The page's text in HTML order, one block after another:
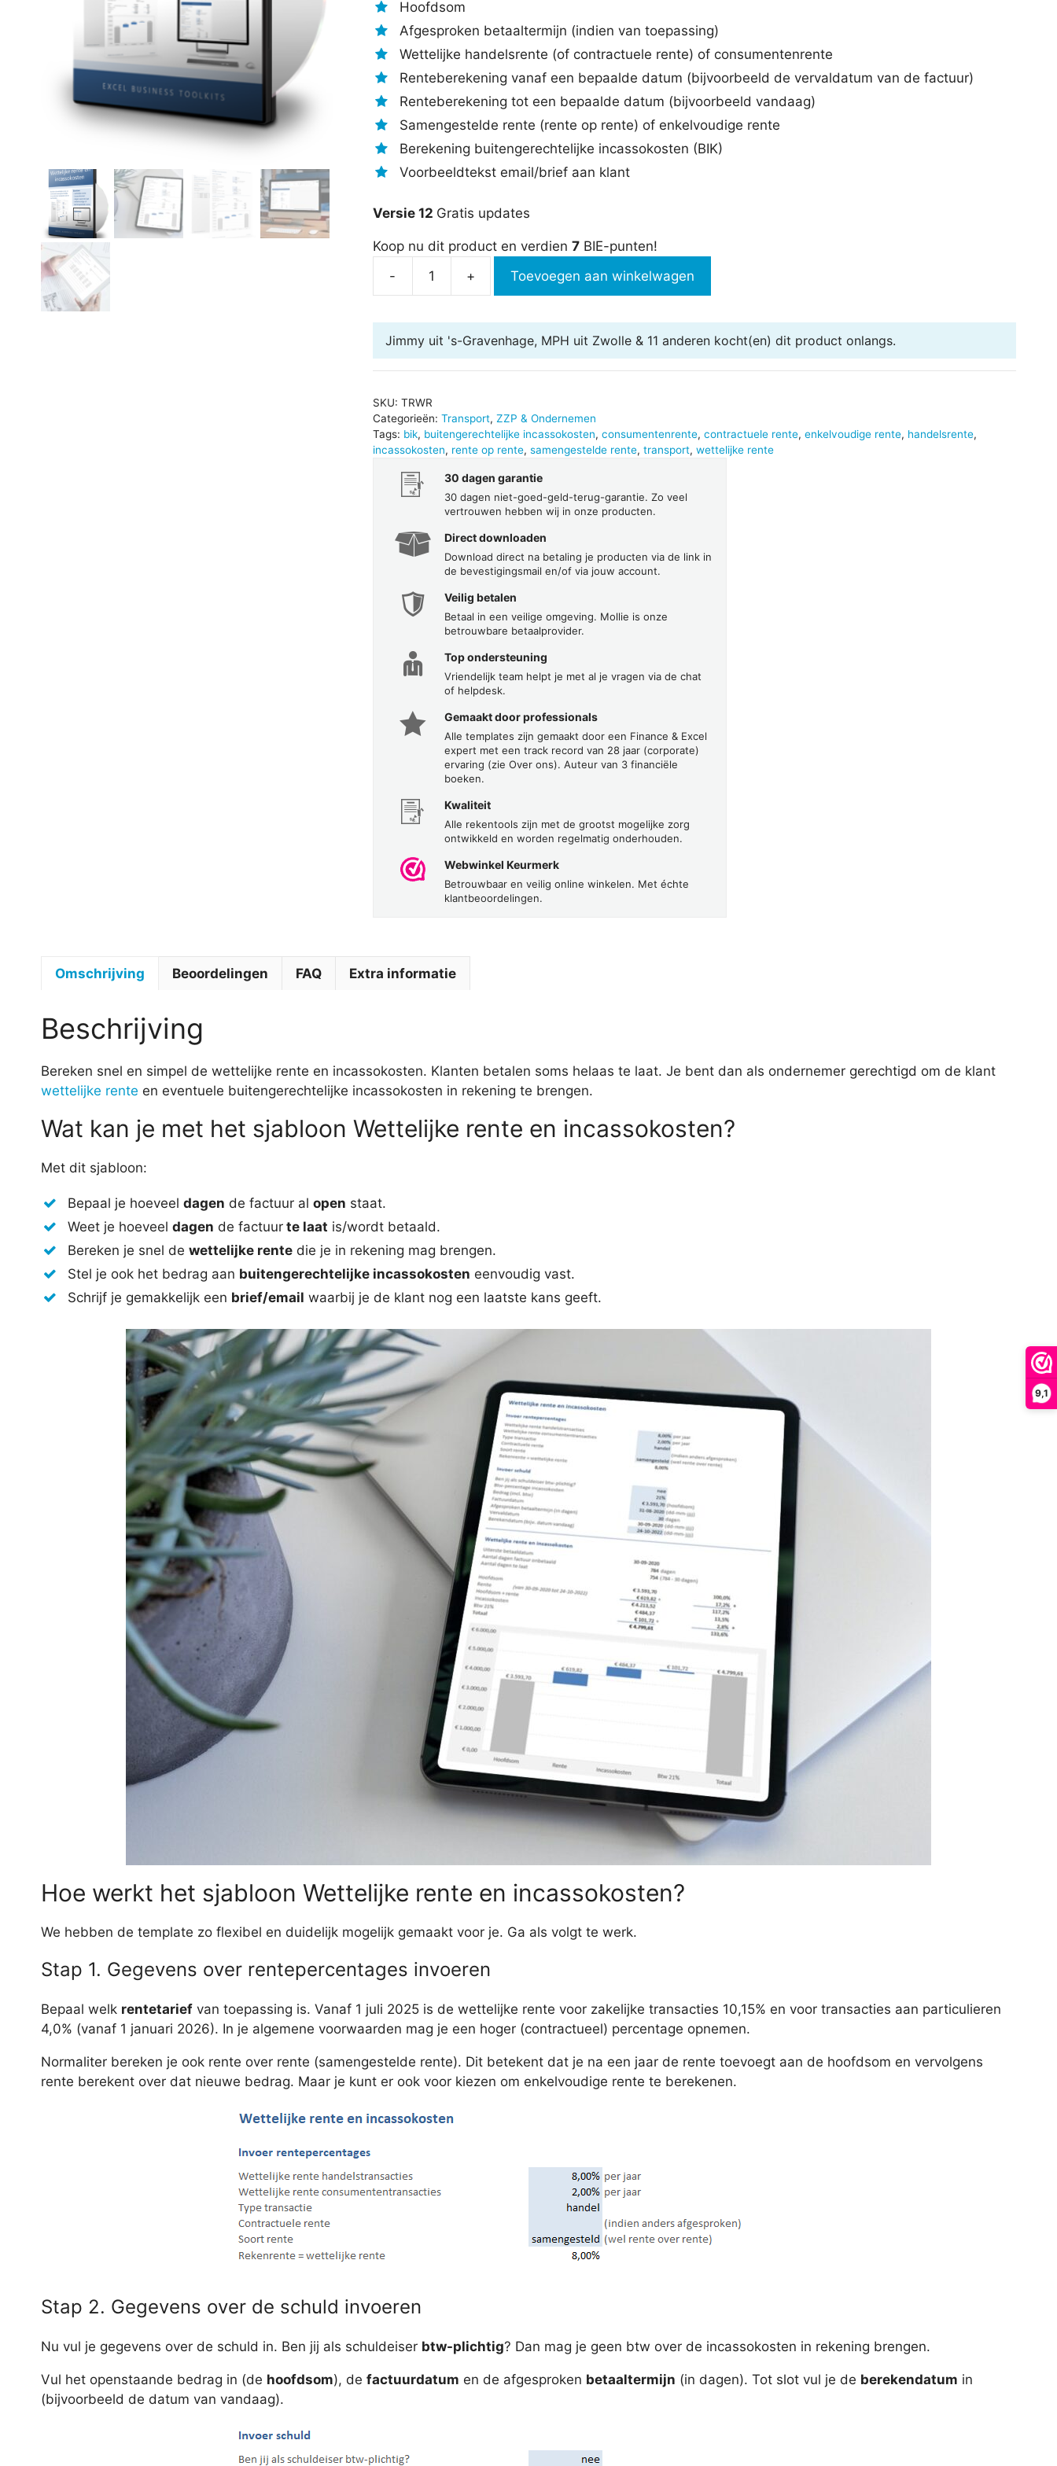
9,1
Hoofdsom
Afgesproken betaaltermijn (indien van toepassing)
Wettelijke handelsrente (of contractuele rente) of consumentenrente
Renteberekening vanaf een bepaalde datum (bijvoorbeeld de vervaldatum van de factuur)
Renteberekening tot een bepaalde datum (bijvoorbeeld vandaag)
Samengestelde rente (rente op rente) of enkelvoudige rente
Berekening buitengerechtelijke incassokosten (BIK)
Voorbeeldtekst email/brief aan klant
Versie 12 Gratis updates
Koop nu dit product en verdien 7BIE-punten!
-
Wettelijke
en
incassokosten
aantal
+ Toevoegen aan winkelwagen
Jimmy uit 's-Gravenhage, MPH uit Zwolle & 11 anderenkocht(en) dit product onlangs.
SKU: TRWR
Categorieën: Transport, ZZP & Ondernemen
Tags: bik, buitengerechtelijke incassokosten, consumentenrente, contractuele rente, enkelvoudige rente, handelsrente,
incassokosten, rente op rente, samengestelde rente, transport, wettelijke rente
30 dagen garantie
30 dagen niet-goed-geld-terug-garantie. Zo veel
vertrouwen hebben wij in onze producten.
Direct downloaden
Download direct na betaling je producten via de link in
de bevestigingsmail en/of via jouw account.
Veilig betalen
Betaal in een veilige omgeving. Mollie is onze
betrouwbare betaalprovider.
Top ondersteuning
Vriendelijk team helpt je met al je vragen via de chat
of helpdesk.
Gemaakt door professionals
Alle templates zijn gemaakt door een Finance & Excel
expert met een track record van 28 jaar (corporate)
ervaring (zie Over ons). Auteur van 3 financiële
boeken.
Kwaliteit
Alle rekentools zijn met de grootst mogelijke zorg
ontwikkeld en worden regelmatig onderhouden.
Webwinkel Keurmerk
Betrouwbaar en veilig online winkelen. Met échte
klantbeoordelingen.
Omschrijving Beoordelingen FAQ Extra informatie
Beschrijving
Bereken snel en simpel de wettelijke rente en incassokosten. Klanten betalen soms helaas te laat. Je bent dan als ondernemer gerechtigd om de klant
wettelijke rente en eventuele buitengerechtelijke incassokosten in rekening te brengen.
Wat kan je met het sjabloon Wettelijke rente en incassokosten?
Met dit sjabloon:
Bepaal je hoeveel dagen de factuur al open staat.
Weet je hoeveel dagen de factuur te laat is/wordt betaald.
Bereken je snel de wettelijke rente die je in rekening mag brengen.
Stel je ook het bedrag aan buitengerechtelijke incassokosten eenvoudig vast.
Schrijf je gemakkelijk een brief/email waarbij je de klant nog een laatste kans geeft.
Hoe werkt het sjabloon Wettelijke rente en incassokosten?
We hebben de template zo flexibel en duidelijk mogelijk gemaakt voor je. Ga als volgt te werk.
Stap 1. Gegevens over rentepercentages invoeren
Bepaal welk rentetarief van toepassing is. Vanaf 1 juli 2025 is de wettelijke rente voor zakelijke transacties 10,15% en voor transacties aan particulieren
4,0% (vanaf 1 januari 2026). In je algemene voorwaarden mag je een hoger (contractueel) percentage opnemen.
Normaliter bereken je ook rente over rente (samengestelde rente). Dit betekent dat je na een jaar de rente toevoegt aan de hoofdsom en vervolgens
rente berekent over dat nieuwe bedrag. Maar je kunt er ook voor kiezen om enkelvoudige rente te berekenen.
Stap 2. Gegevens over de schuld invoeren
Nu vul je gegevens over de schuld in. Ben jij als schuldeiser btw-plichtig? Dan mag je geen btw over de incassokosten in rekening brengen.
Vul het openstaande bedrag in (de hoofdsom), de factuurdatum en de afgesproken betaaltermijn (in dagen). Tot slot vul je de berekendatum in
(bijvoorbeeld de datum van vandaag).